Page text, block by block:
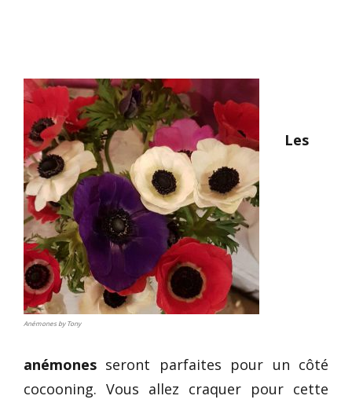
Anémones by Tony
Les
anémones seront parfaites pour un côté
cocooning. Vous allez craquer pour cette